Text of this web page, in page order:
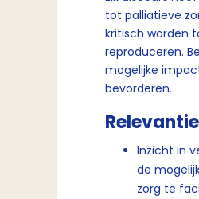
tot palliatieve
kritisch worden
reproduceren.
mogelijke
bevorderen.
Inzicht in
de
zorg te